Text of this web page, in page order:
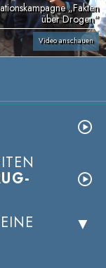
„Fakten
über Drogen“
Video anschauen